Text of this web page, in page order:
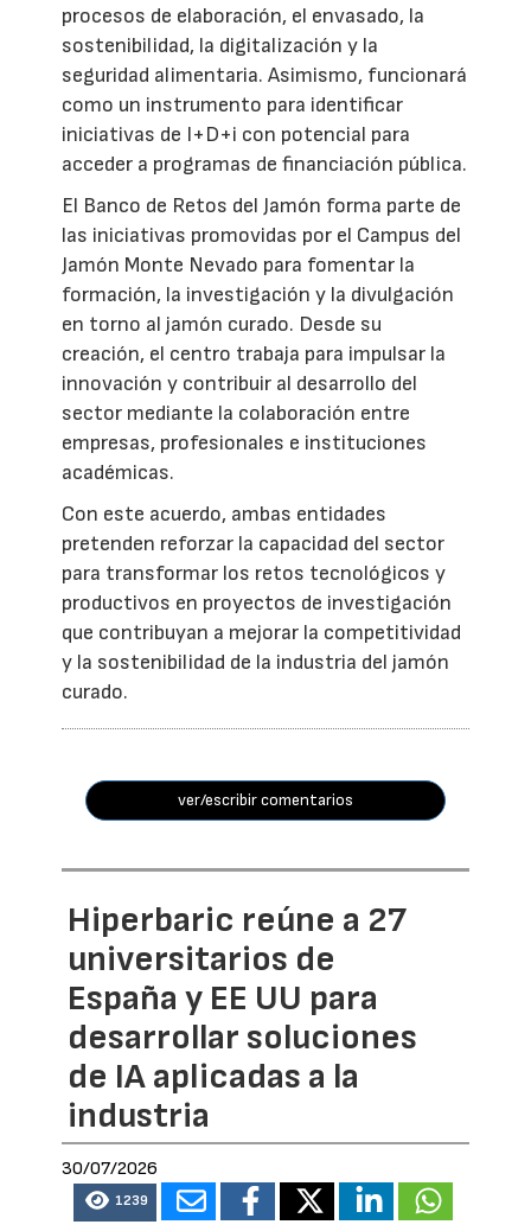
procesos de elaboración, el envasado, la
sostenibilidad, la digitalización y la
seguridad alimentaria. Asimismo, funcionará
como un instrumento para identificar
iniciativas de I+D+i con potencial para
acceder a programas de financiación pública.
El Banco de Retos del Jamón forma parte de
las iniciativas promovidas por el Campus del
Jamón Monte Nevado para fomentar la
formación, la investigación y la divulgación
en torno al jamón curado. Desde su
creación, el centro trabaja para impulsar la
innovación y contribuir al desarrollo del
sector mediante la colaboración entre
empresas, profesionales e instituciones
académicas.
Con este acuerdo, ambas entidades
pretenden reforzar la capacidad del sector
para transformar los retos tecnológicos y
productivos en proyectos de investigación
que contribuyan a mejorar la competitividad
y la sostenibilidad de la industria del jamón
curado.
ver/escribir comentarios
Hiperbaric reúne a 27
universitarios de
España y EE UU para
desarrollar soluciones
de IA aplicadas a la
industria
30/07/2026
1239